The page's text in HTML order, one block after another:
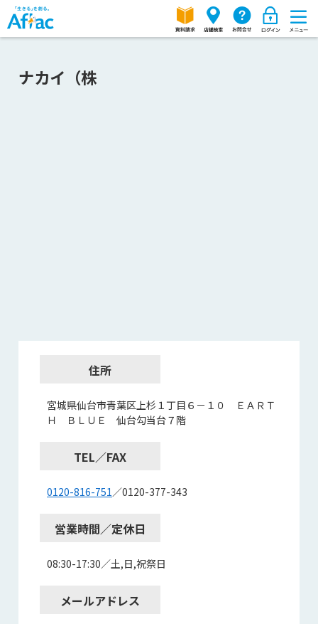
ナカイ（株
住所
宮城県仙台市青葉区上杉１丁目６－１０ ＥＡＲＴ
Ｈ ＢＬＵＥ 仙台勾当台７階
TEL／FAX
0120-816-751／0120-377-343
営業時間／定休日
08:30-17:30／土,日,祝祭日
メールアドレス